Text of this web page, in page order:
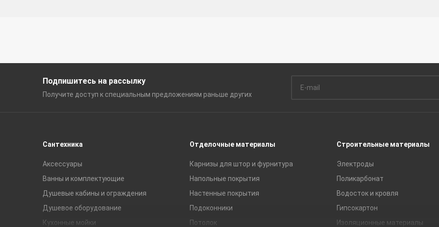
Подпишитесь на рассылку
Получите доступ к специальным предложениям раньше других
Сантехника
Аксессуары
Ванны и комплектующие
Душевые кабины и ограждения
Душевое оборудование
Кухонные мойки
Отделочные материалы
Карнизы для штор и фурнитура
Напольные покрытия
Настенные покрытия
Подоконники
Потолок
Строительные материалы
Электроды
Поликарбонат
Водосток и кровля
Гипсокартон
Изоляционные материалы